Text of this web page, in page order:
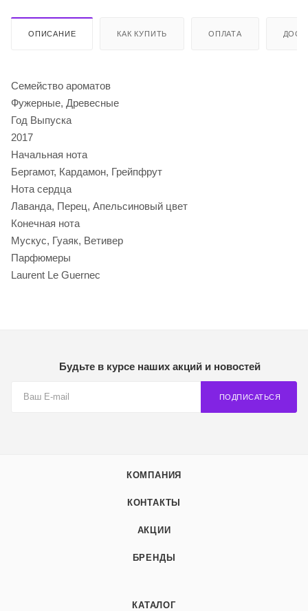
ОПИСАНИЕ КАК КУПИТЬ ОПЛАТА
Семейство ароматов
Фужерные, Древесные
Год Выпуска
2017
Начальная нота
Бергамот, Кардамон, Грейпфрут
Нота сердца
Лаванда, Перец, Апельсиновый цвет
Конечная нота
Мускус, Гуаяк, Ветивер
Парфюмеры
Laurent Le Guernec
Будьте в курсе наших акций и новостей
ПОДПИСАТЬСЯ
КОМПАНИЯ
КОНТАКТЫ
АКЦИИ
БРЕНДЫ
КАТАЛОГ